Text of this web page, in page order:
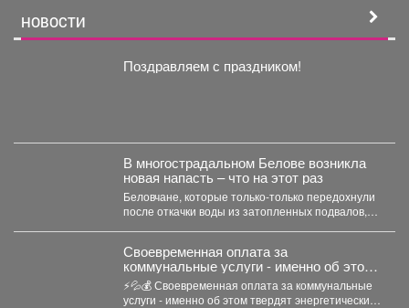
НОВОСТИ
Поздравляем с праздником!
В многострадальном Белове возникла
новая напасть – что на этот раз
Беловчане, которые только-только передохнули
после откачки воды из затопленных подвалов,
Своевременная оплата за
коммунальные услуги - именно об этом
твердят энергетические компании.
⚡💦💰 Своевременная оплата за коммунальные
услуги - именно об этом твердят энергетические